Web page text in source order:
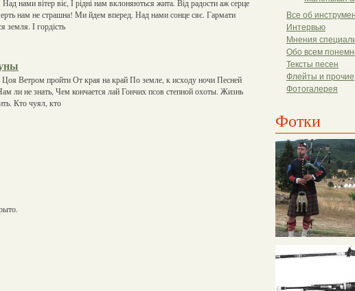
Все об
Интервью
Мнения
Обо всем
Тексты песен
Флейты и прочие
Фотогалерея
Фотки
нами вітер віє, І рідні нам вклоняються жита. Від радости аж серце
нам не страшна! Ми йдем вперед. Над нами сонце сяє. Гармати
земля. І гордість
Ветром пройти От края на край По земле, к исходу ночи Песней
ли не знать, Чем кончается лай Гончих псов степной охоты. Жизнь
Кто чуял, кто